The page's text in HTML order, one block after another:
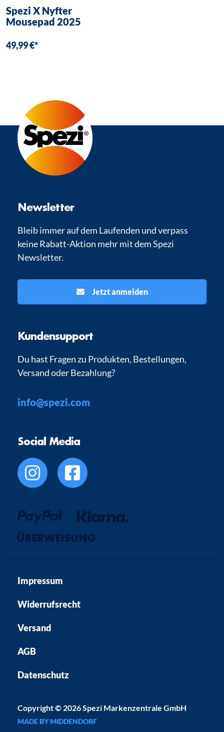
Spezi X Nyfter
Mousepad 2025
49,99 €*
Newsletter
Bleib immer auf dem Laufenden und verpass
keine Rabatt-Aktion mehr mit dem Spezi
Newsletter.
Jetzt anmelden
Kundensupport
Du hast Fragen zu Produkten, Bestellungen,
Versand oder Bezahlung?
info@spezi.com
Social Media
Impressum
Widerrufsrecht
Versand
AGB
Datenschutz
Copyright © 2026 Spezi Markenzentrale GmbH
MADE BY MIDDENDORF